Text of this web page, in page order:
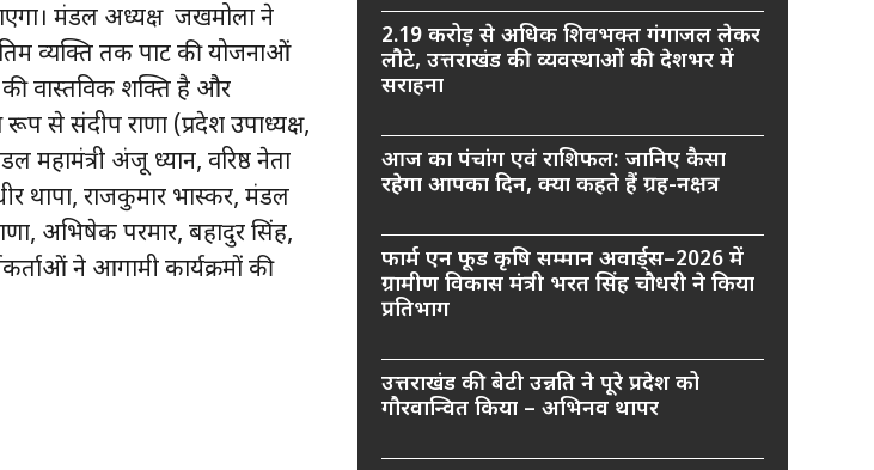
मंडल अध्यक्ष जखमोला ने
व्यक्ति तक पार्टी की योजनाओं
की वास्तविक शक्ति है और
से संदीप राणा (प्रदेश उपाध्यक्ष,
महामंत्री अंजू ध्यान, वरिष्ठ नेता
थापा, राजकुमार भास्कर, मंडल
अभिषेक परमार, बहादुर सिंह,
ने आगामी कार्यक्रमों की
2.19 करोड़ से अधिक शिवभक्त गंगाजल लेकर
लौटे, उत्तराखंड की व्यवस्थाओं की देशभर में
सराहना
आज का पंचांग एवं राशिफल: जानिए कैसा
रहेगा आपका दिन, क्या कहते हैं ग्रह-नक्षत्र
फार्म एन फूड कृषि सम्मान अवार्ड्स–2026 में
ग्रामीण विकास मंत्री भरत सिंह चौधरी ने किया
प्रतिभाग
उत्तराखंड की बेटी उन्नति ने पूरे प्रदेश को
गौरवान्वित किया – अभिनव थापर